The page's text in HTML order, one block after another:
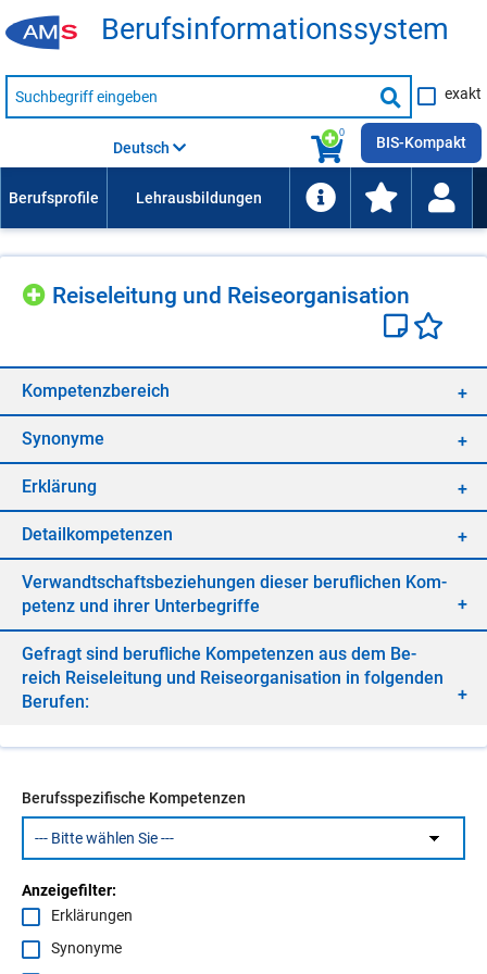
Be­rufs­in­for­ma­ti­ons­sys­tem
Suche
nach
Suche
starten
exakt
0
Deutsch BIS-Kompakt
Rei­se­lei­tung und Rei­se­or­ga­ni­sa­ti­on
Kom­pe­tenz­be­reich
Syn­ony­me
Er­klä­rung
De­tail­kom­pe­ten­zen
Ver­wandt­schafts­be­zie­hun­gen die­ser be­ruf­li­chen Kom­
pe­tenz und ih­rer Un­ter­be­grif­fe
Ge­fragt sind be­ruf­li­che Kom­pe­ten­zen aus dem Be­
reich Rei­se­lei­tung und Rei­se­or­ga­ni­sa­ti­on in fol­gen­den
Be­ru­fen:
Berufsspezifische Kompetenzen
Anzeigefilter:
Erklärungen
Synonyme